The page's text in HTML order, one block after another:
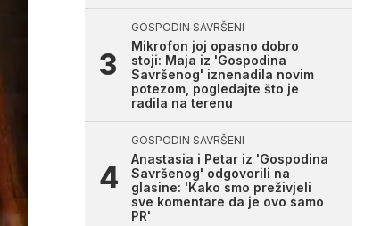
GOSPODIN SAVRŠENI
Mikrofon joj opasno dobro
stoji: Maja iz 'Gospodina
Savršenog' iznenadila novim
potezom, pogledajte što je
radila na terenu
GOSPODIN SAVRŠENI
Anastasia i Petar iz 'Gospodina
Savršenog' odgovorili na
glasine: 'Kako smo preživjeli
sve komentare da je ovo samo
PR'